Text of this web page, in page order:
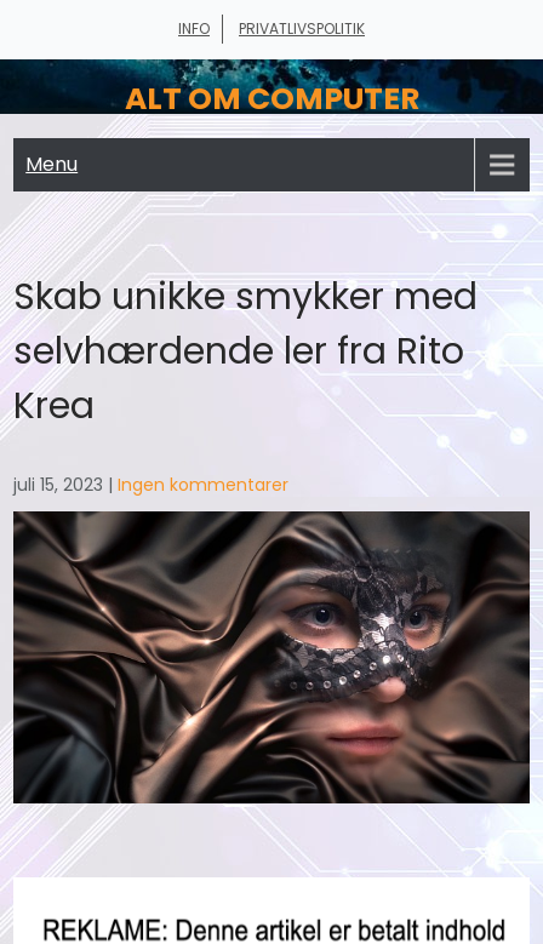
content
INFO PRIVATLIVSPOLITIK
ALT OM COMPUTER
Menu
Skab unikke smykker med
selvhærdende ler fra Rito
Krea
juli 15, 2023 |Ingen kommentarer